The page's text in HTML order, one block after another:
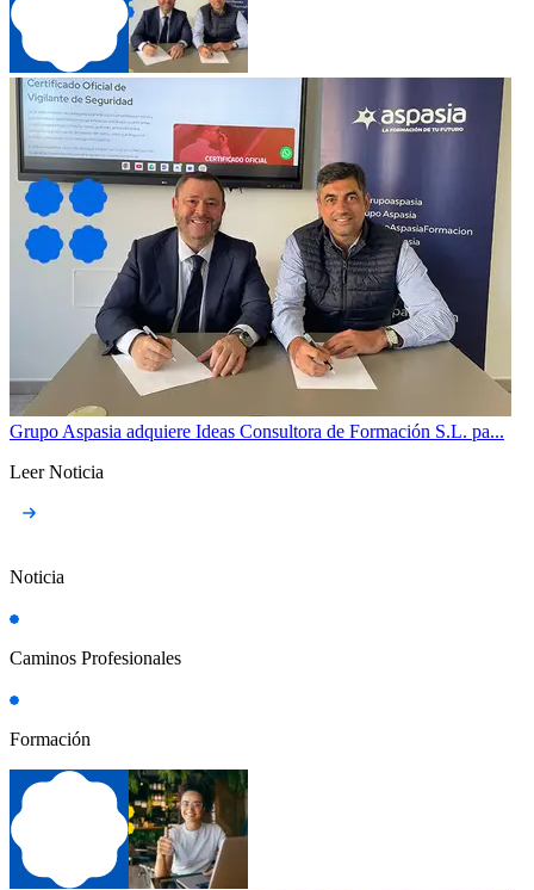
Grupo Aspasia adquiere Ideas Consultora de Formación S.L. pa...
Leer Noticia
Noticia
Caminos Profesionales
Formación